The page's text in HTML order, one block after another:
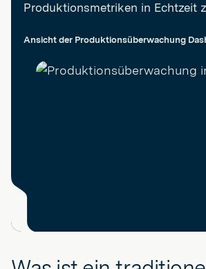
Produktionsmetriken in Echtzeit
Ansicht der Produktionsüberwachung